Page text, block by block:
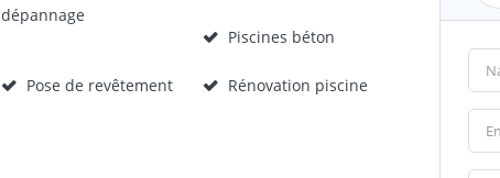
dépannage
Piscines béton
Pose de revêtement Rénovation piscine